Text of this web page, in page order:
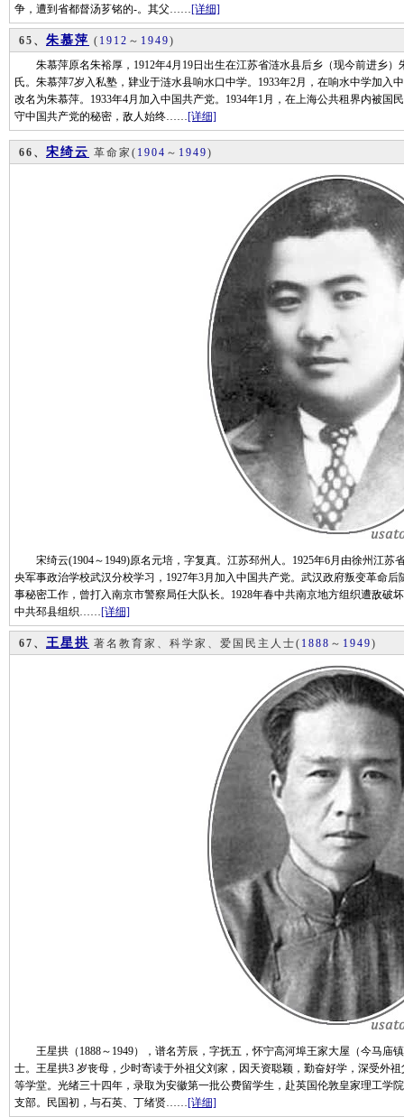
争，遭到省都督汤芗铭的-。其父……[详细]
65、 朱慕萍 ( 1912 ～ 1949)
朱慕萍原名朱裕厚，1912年4月19日出生在江苏省涟水县后乡（现今前进乡）
氏。朱慕萍7岁入私塾，肄业于涟水县响水口中学。1933年2月，在响水中学加入
改名为朱慕萍。1933年4月加入中国共产党。1934年1月，在上海公共租界内被国
守中国共产党的秘密，敌人始终……[详细]
66、 宋绮云 革命家 ( 1904 ～ 1949)
宋绮云(1904～1949)原名元培，字复真。江苏邳州人。1925年6月由徐州江苏
央军事政治学校武汉分校学习，1927年3月加入中国共产党。武汉政府叛变革命
事秘密工作，曾打入南京市警察局任大队长。1928年春中共南京地方组织遭敌破
中共邳县组织……[详细]
67、 王星拱 著名教育家、科学家、爱国民主人士( 1888 ～ 1949)
王星拱（1888～1949），谱名芳辰，字抚五，怀宁高河埠王家大屋（今马庙
士。王星拱3 岁丧母，少时寄读于外祖父刘家，因天资聪颖，勤奋好学，深受外
等学堂。光绪三十四年，录取为安徽第一批公费留学生，赴英国伦敦皇家理工学
支部。民国初，与石英、丁绪贤……[详细]